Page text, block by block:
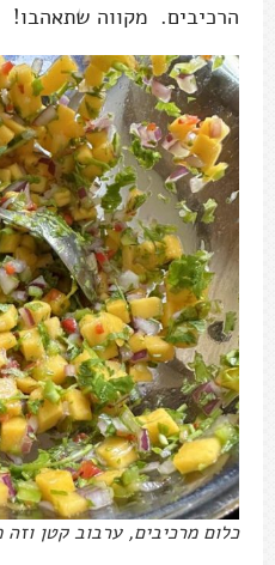
הרכיבים. מקווה שתאהבו!
כלום מרכיבים, ערבוב קטן וזה